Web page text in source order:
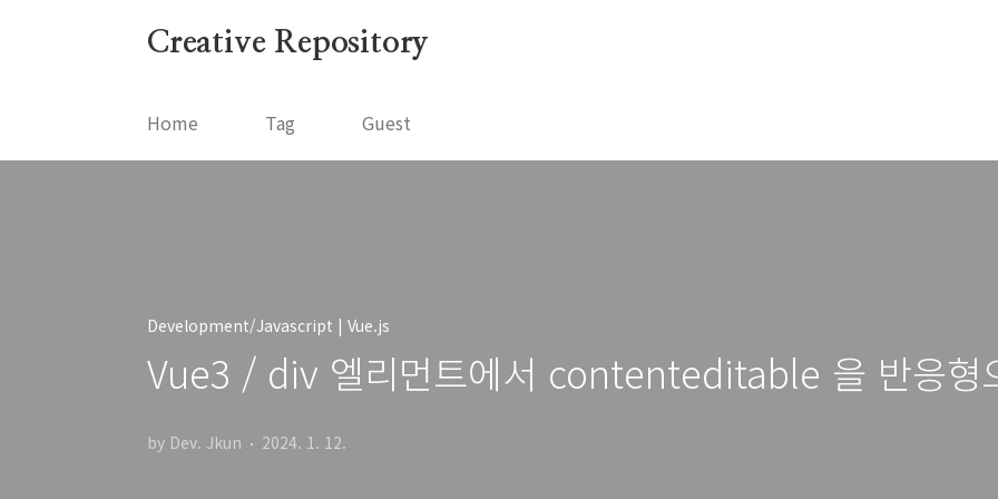
Creative Repository
Home Tag Guest
Development/Javascript | Vue.js
Vue3 / div 엘리먼트에서 contenteditable 을 반응형
by Dev. Jkun 2024. 1. 12.